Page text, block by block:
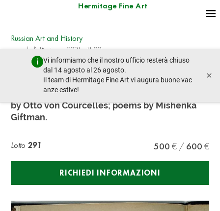
Hermitage Fine Art
Vi informiamo che il nostro ufficio resterà chiuso
dal 14 agosto al 26 agosto.
Il team di Hermitage Fine Art vi augura buone vac
anze estive!
×
Russian Art and History
mercoledì 16 giugno 2021 - 11:00
lotto precedente lotto prossimo
THE RIOTERS OF RUSSIA
by Otto von Courcelles; poems by Mishenka
Giftman.
Lotto 291 500 600
RICHIEDI INFORMAZIONI